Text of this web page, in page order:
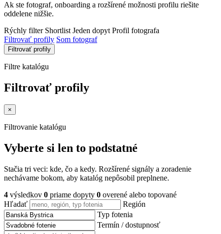
Ak ste fotograf, onboarding a rozšírené možnosti profilu riešite
oddelene nižšie.
Rýchly filter Shortlist Jeden dopyt Profil fotografa
Filtrovať profily Som fotograf
Filtrovať profily
Filtre katalógu
Filtrovať profily
×
Filtrovanie katalógu
Vyberte si len to podstatné
Stačia tri veci: kde, čo a kedy. Rozšírené signály a zoradenie
nechávame bokom, aby katalóg nepôsobil preplnene.
4 výsledkov 0 priame dopyty 0 overené alebo topované
Hľadať
Región
Typ fotenia
Termín / dostupnosť